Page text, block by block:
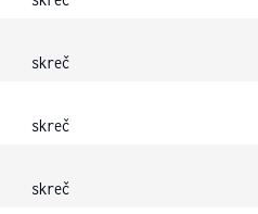
skreč
skreč
skreč